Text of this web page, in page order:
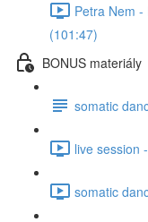
Petra Nem
(101:47)
BONUS materiály
somatic
live session
somatic